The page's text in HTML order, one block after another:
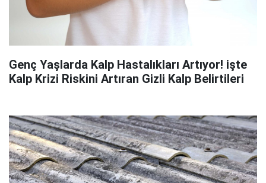
Genç Yaşlarda Kalp Hastalıkları Artıyor! işte
Kalp Krizi Riskini Artıran Gizli Kalp Belirtileri